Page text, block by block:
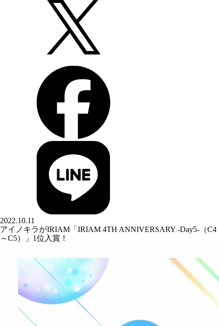
2022.10.11
アイノキラがIRIAM「IRIAM 4TH ANNIVERSARY -Day5-（C4
～C5）」1位入賞！